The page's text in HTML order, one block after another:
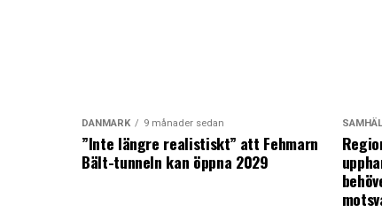
DANMARK 9 månader sedan
”Inte längre realistiskt” att Fehmarn
Bält-tunneln kan öppna 2029